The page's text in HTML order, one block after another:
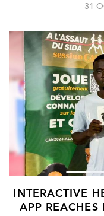
31
INTERACTIVE
APP